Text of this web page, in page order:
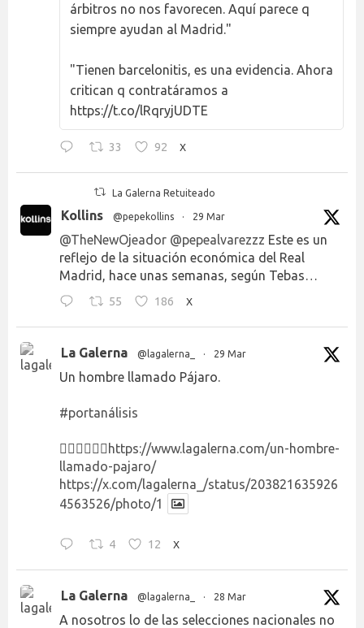
árbitros no nos favorecen. Aquí parece q
siempre ayudan al Madrid."
"Tienen barcelonitis, es una evidencia. Ahora
critican q contratáramos a
https://t.co/lRqryjUDTE
33 92 X
La Galerna Retuiteado
Kollins @pepekollins · 29 Mar
@TheNewOjeador @pepealvarezzz Este es un
reflejo de la situación económica del Real
Madrid, hace unas semanas, según Tebas…
55 186 X
La Galerna @lagalerna_ · 29 Mar
Un hombre llamado Pájaro.
#portanálisis
👉🏻👉🏻👉🏻 https://www.lagalerna.com/un-hombre-
llamado-pajaro/
https://x.com/lagalerna_/status/203821635926
4563526/photo/1
4 12 X
La Galerna @lagalerna_ · 28 Mar
A nosotros lo de las selecciones nacionales no